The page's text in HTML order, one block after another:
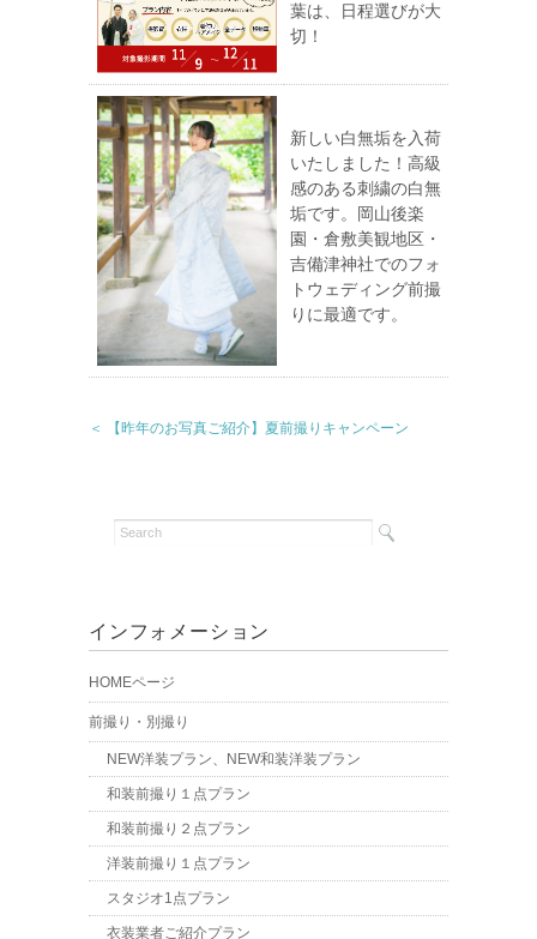
葉は、日程選びが大
切！
新しい白無垢を入荷
いたしました！高級
感のある刺繍の白無
垢です。岡山後楽
園・倉敷美観地区・
吉備津神社でのフォ
トウェディング前撮
りに最適です。
＜ 【昨年のお写真ご紹介】夏前撮りキャンペーン
インフォメーション
HOMEページ
前撮り・別撮り
NEW洋装プラン、NEW和装洋装プラン
和装前撮り１点プラン
和装前撮り２点プラン
洋装前撮り１点プラン
スタジオ1点プラン
衣装業者ご紹介プラン